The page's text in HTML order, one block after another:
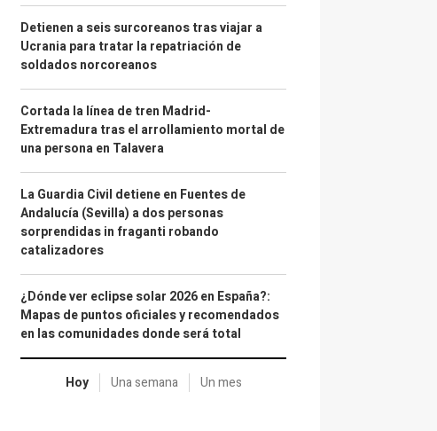
Detienen a seis surcoreanos tras viajar a
Ucrania para tratar la repatriación de
soldados norcoreanos
Cortada la línea de tren Madrid-
Extremadura tras el arrollamiento mortal de
una persona en Talavera
La Guardia Civil detiene en Fuentes de
Andalucía (Sevilla) a dos personas
sorprendidas in fraganti robando
catalizadores
¿Dónde ver eclipse solar 2026 en España?:
Mapas de puntos oficiales y recomendados
en las comunidades donde será total
Hoy Una semana Un mes